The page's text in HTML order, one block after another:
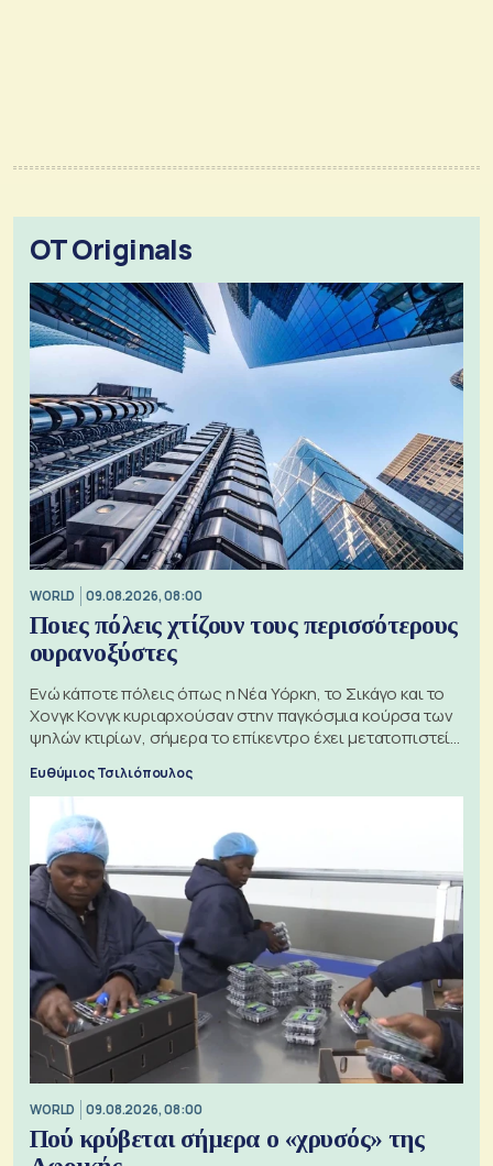
OT Originals
WORLD 09.08.2026, 08:00
Ποιες πόλεις χτίζουν τους περισσότερους
ουρανοξύστες
Ενώ κάποτε πόλεις όπως η Νέα Υόρκη, το Σικάγο και το
Χονγκ Κονγκ κυριαρχούσαν στην παγκόσμια κούρσα των
ψηλών κτιρίων, σήμερα το επίκεντρο έχει μετατοπιστεί
Ευθύμιος Τσιλιόπουλος
WORLD 09.08.2026, 08:00
Πού κρύβεται σήμερα ο «χρυσός» της